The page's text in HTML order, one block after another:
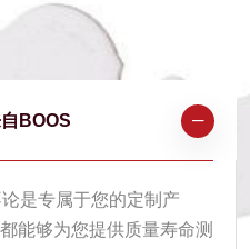
BOOS
是专属于您的定制产
能够为您提供质量寿命测